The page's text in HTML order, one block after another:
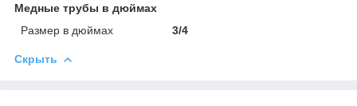
Медные трубы в дюймах
Размер в дюймах
3/4
Скрыть